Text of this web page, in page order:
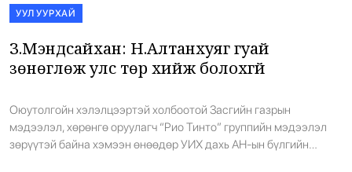
УУЛ УУРХАЙ
З.Мэндсайхан: Н.Алтанхуяг гуай
зөнөглөж улс төр хийж болохгүй
Оюутолгойн хэлэлцээртэй холбоотой Засгийн газрын
мэдээлэл, хөрөнгө оруулагч “Рио Тинто” группийн мэдээлэл
зөрүүтэй байна хэмээн өнөөдөр УИХ дахь АН-ын бүлгийн